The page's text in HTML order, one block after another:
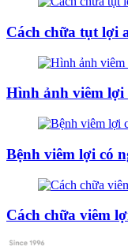
Cách chữa tụt lợi
Hình ảnh viêm lợi
Bệnh viêm lợi có
Cách chữa viêm